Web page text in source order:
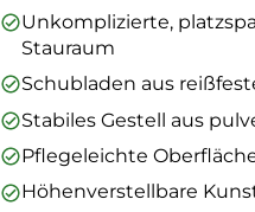
Unkomplizierte,
Stauraum
Schubladen aus
Stabiles Gestell aus
Pflegeleichte
Höhenverstellbare